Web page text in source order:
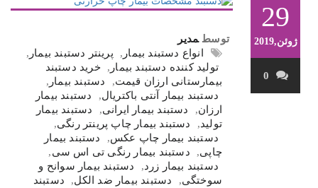
29
ژوئن,2019
0
توسط مدیر
انواع دستبند بیمار , پرینتر دستبند بیمار ,
تولید کننده دستبند بیمار ,
خرید دستبند
بیمارستانی ارزان قیمت, دستبند بیمار ,
دستبند بیمار آنتی باکتریال,
دستبند بیمار
ارزان, دستبند بیمار ایرانی,
دستبند بیمار
تولید, دستبند بیمار چاپ پرینتر رنگی,
دستبند بیمار چاپ عکس,
دستبند بیمار
چاپی, دستبند بیمار رنگی تی اس سی,
دستبند بیمار زرد,
دستبند بیمار سوانح و
سوختگی, دستبند بیمار ضد الکل,
دستبند